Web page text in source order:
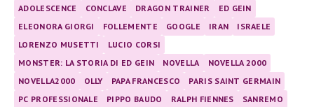
ADOLESCENCE CONCLAVE DRAGON TRAINER
ED GEIN
ELEONORA GIORGI
FOLLEMENTE GOOGLE IRAN
ISRAELE
LORENZO MUSETTI
LUCIO CORSI
MONSTER: LA STORIA DI ED GEIN
NOVELLA
NOVELLA 2000
NOVELLA2000
OLLY PAPA FRANCESCO
PARIS SAINT GERMAIN
PC PROFESSIONALE
PIPPO BAUDO RALPH FIENNES
SANREMO